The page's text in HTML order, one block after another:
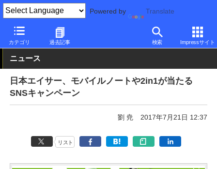
Powered by Translate
カテゴリ 過去記事 検索 Impressサイト
PC Watch パソコン/タブレット/スマートフォン Acer
ニュース
日本エイサー、モバイルノートや2in1が当たる
SNSキャンペーン
劉 尭 2017年7月21日 12:37
リスト